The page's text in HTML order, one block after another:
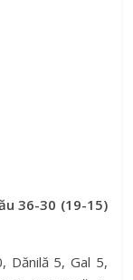
36-30 (19-15)
Dănilă 5, Gal 5,